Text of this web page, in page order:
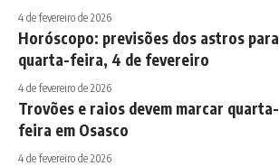
4 de fevereiro de 2026
Horóscopo: previsões dos astros para
quarta-feira, 4 de fevereiro
4 de fevereiro de 2026
Trovões e raios devem marcar quarta-
feira em Osasco
4 de fevereiro de 2026